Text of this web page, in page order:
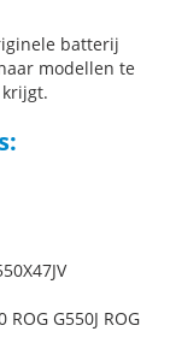
batterij
modellen te
ROG G550J ROG